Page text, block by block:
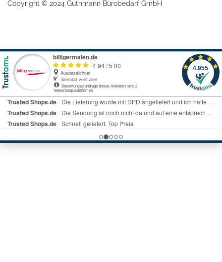
Copyright © 2024 Guthmann Bürobedarf GmbH